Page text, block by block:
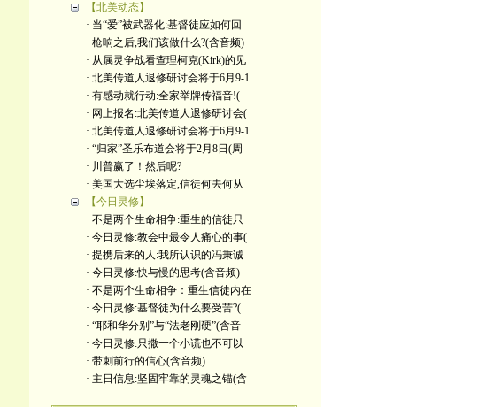
【北美动态】
· 当“爱”被武器化:基督徒应如何回
· 枪响之后,我们该做什么?(含音频)
· 从属灵争战看查理柯克(Kirk)的见
· 北美传道人退修研讨会将于6月9-1
· 有感动就行动:全家举牌传福音!(
· 网上报名:北美传道人退修研讨会(
· 北美传道人退修研讨会将于6月9-1
· “归家”圣乐布道会将于2月8日(周
· 川普赢了！然后呢?
· 美国大选尘埃落定,信徒何去何从
【今日灵修】
· 不是两个生命相争:重生的信徒只
· 今日灵修:教会中最令人痛心的事(
· 提携后来的人:我所认识的冯秉诚
· 今日灵修:快与慢的思考(含音频)
· 不是两个生命相争：重生信徒内在
· 今日灵修:基督徒为什么要受苦?(
· “耶和华分别”与“法老刚硬”(含音
· 今日灵修:只撒一个小谎也不可以
· 带刺前行的信心(含音频)
· 主日信息:坚固牢靠的灵魂之锚(含